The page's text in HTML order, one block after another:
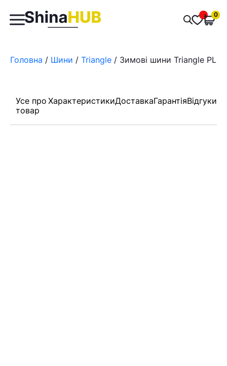
Пошук
товарів
0
Головна / Шини / Triangle / Зимові шини Triangle
Усе про
товар
ХарактеристикиДоставкаГарантіяВідгуки